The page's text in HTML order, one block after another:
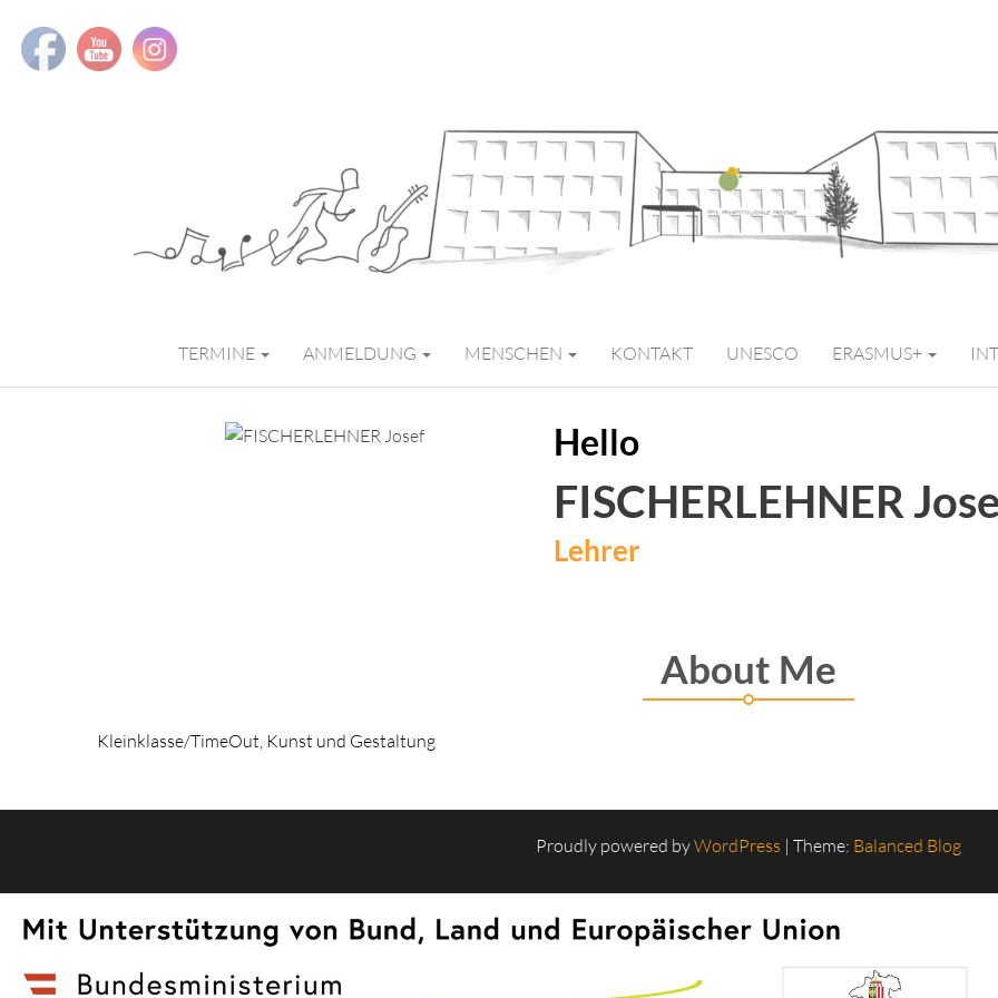
TERMINE ANMELDUNG MENSCHEN KONTAKT UNESCO ERASMUS+
Hello
FISCHERLEHNER
Lehrer
About Me
Kleinklasse/TimeOut, Kunst und Gestaltung
Proudly powered byWordPress | Theme: Balanced Blog